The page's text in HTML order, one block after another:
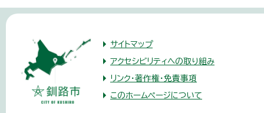
サイトマップ
アクセシビリティへの取り組み
リンク・著作権・免責事項
このホームページについて